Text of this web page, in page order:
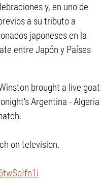
y, en uno de
a su tributo a
japoneses en la
entre Japón y Países
brought a live goat
Argentina - Algeria
on television.